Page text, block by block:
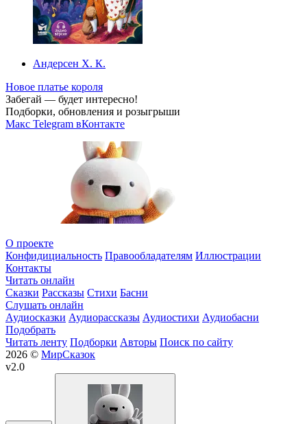
Андерсен Х. К.
Новое платье короля
Забегай — будет интересно!
Подборки, обновления и розыгрыши
Макс Telegram вКонтакте
О проекте
Конфидициальность Правообладателям Иллюстрации
Контакты
Читать онлайн
Сказки Рассказы Стихи Басни
Слушать онлайн
Аудиосказки Аудиорассказы Аудиостихи Аудиобасни
Подобрать
Читать ленту Подборки Авторы Поиск по сайту
2026 © МирСказок
v2.0